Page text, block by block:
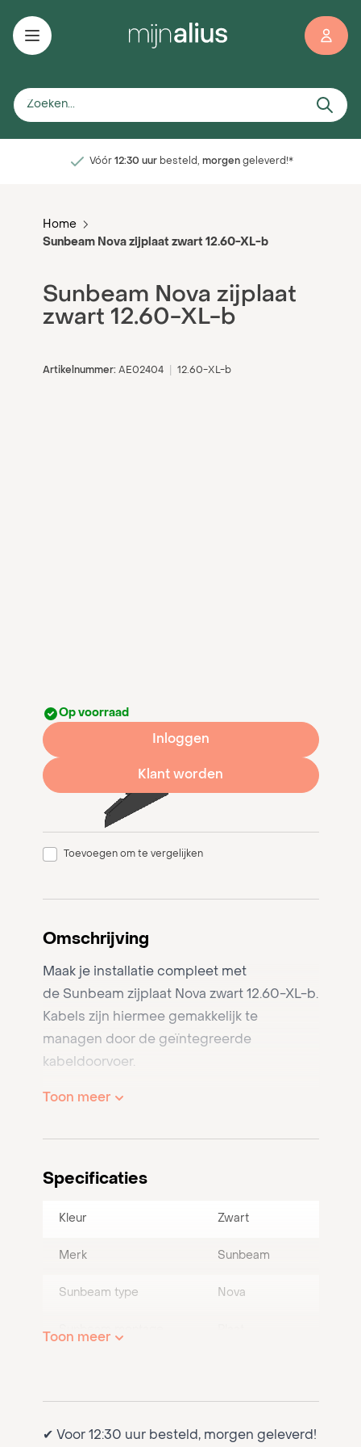
geleverd!* Servicevoor, tijdens en na
Home
Sunbeam Nova zijplaat zwart 12.60-XL-b
Sunbeam Nova zijplaat
zwart 12.60-XL-b
Artikelnummer: AE02404 12.60-XL-b
Op voorraad
Inloggen
Klant worden
Toevoegen om te vergelijken
Omschrijving
Maak je installatie compleet met
de Sunbeam zijplaat Nova zwart 12.60-XL-b.
Kabels zijn hiermee gemakkelijk te
managen door de geïntegreerde
kabeldoorvoer.
Toon meer
Specificaties
Kleur Zwart
Merk Sunbeam
Sunbeam type Nova
Toon meer
✔ Voor 12:30 uur besteld, morgen geleverd!